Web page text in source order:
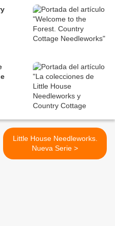
Little House Needleworks.
Nueva Serie >